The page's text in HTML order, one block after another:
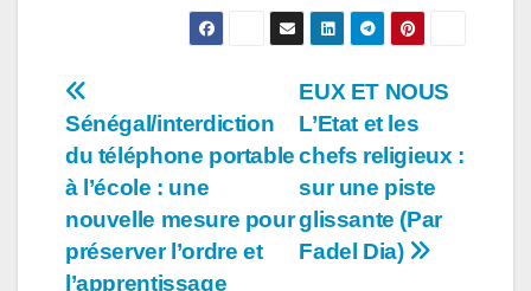
Navigation
de
l’article
EUX ET NOUS
L’Etat et les
chefs religieux :
sur une piste
glissante (Par
Fadel Dia)
Sénégal/interdiction
du téléphone portable
à l’école : une
nouvelle mesure pour
préserver l’ordre et
l’apprentissage